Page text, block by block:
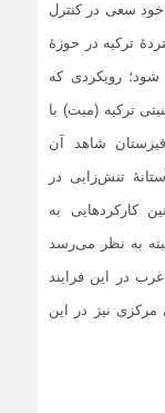
سعی در کنترل
ترکیه در حوزۀ
شود؛ رویکردی که
ترکیه (میت) با
شاهد آن
تنش‌زایی در
کارکردهایی به
به نظر می‌رسد
در این فرایند
مرکزی نیز در این